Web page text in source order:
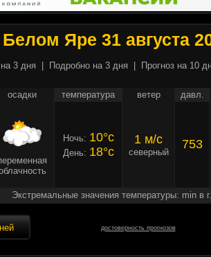
Яре 31 августа
3 дня Подробно на 3 дня Прогноз на 10
осадки температура ветер давл.
Ночь: 10°c
День: 18°c
1 м/c
северный
753
Экстремальные значения температуры: min в
достоверность прогнозов